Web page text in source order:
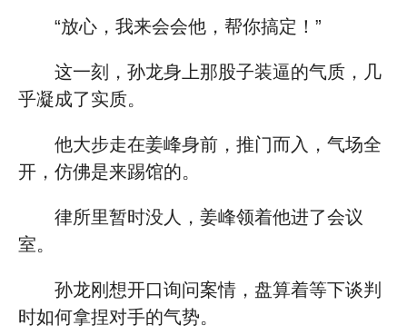
“放心，我来会会他，帮你搞定！”
这一刻，孙龙身上那股子装逼的气质，几
乎凝成了实质。
他大步走在姜峰身前，推门而入，气场全
开，仿佛是来踢馆的。
律所里暂时没人，姜峰领着他进了会议
室。
孙龙刚想开口询问案情，盘算着等下谈判
时如何拿捏对手的气势。